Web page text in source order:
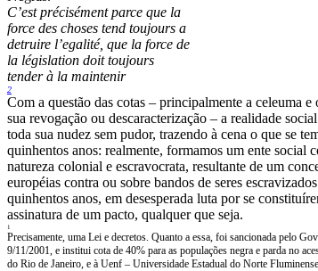
C’est précisément parce que la
force des choses tend toujours a
detruire l’egalité, que la force de
la législation doit toujours
tender à la maintenir
2
Com a questão das cotas – principalmente a celeuma e
sua revogação ou descaracterização – a realidade
toda sua nudez sem pudor, trazendo à cena o que se
quinhentos anos: realmente, formamos um ente social
natureza colonial e escravocrata, resultante de um
européias contra ou sobre bandos de seres
quinhentos anos, em desesperada luta por se
assinatura de um pacto, qualquer que seja.
1
Precisamente, uma Lei e decretos. Quanto a essa, foi sancionada pelo
9/11/2001, e institui cota de 40% para as populações negra e parda no
do Rio de Janeiro, e à Uenf – Universidade Estadual do Norte